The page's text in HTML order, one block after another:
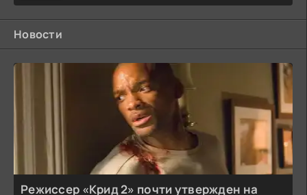
Новости
Режиссер «Крид 2» почти утвержден на